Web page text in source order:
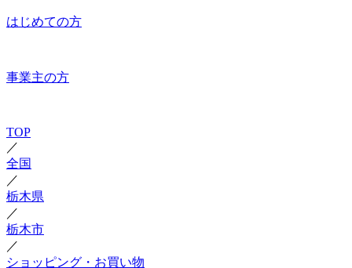
はじめての方
事業主の方
TOP
／
全国
／
栃木県
／
栃木市
／
ショッピング・お買い物